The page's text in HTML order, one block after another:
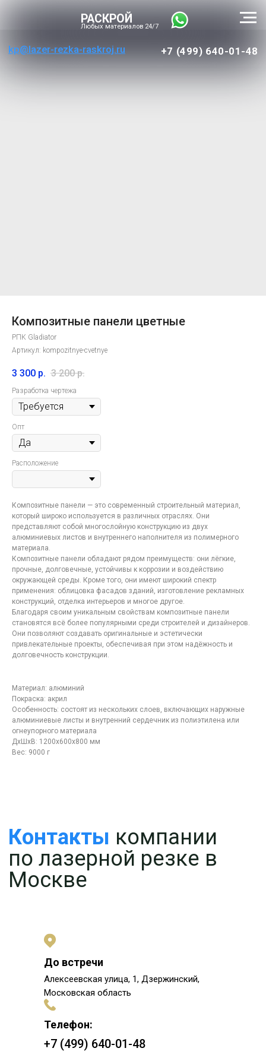
РАСКРОЙ
Любых материалов 24/7
Композитные панели цветные
РПК Gladiator
Артикул: kompozitnye-cvetnye
3 300 р. 3 200 р.
Разработка чертежа
Опт
Расположение
Композитные панели — это современный строительный материал,
который широко используется в различных отраслях. Они
представляют собой многослойную конструкцию из двух
алюминиевых листов и внутреннего наполнителя из полимерного
материала.
Композитные панели обладают рядом преимуществ: они лёгкие,
прочные, долговечные, устойчивы к коррозии и воздействию
окружающей среды. Кроме того, они имеют широкий спектр
применения: облицовка фасадов зданий, изготовление рекламных
конструкций, отделка интерьеров и многое другое.
Благодаря своим уникальным свойствам композитные панели
становятся всё более популярными среди строителей и дизайнеров.
Они позволяют создавать оригинальные и эстетически
привлекательные проекты, обеспечивая при этом надёжность и
долговечность конструкции.
Материал: алюминий
Покраска: акрил
Особенность: состоят из нескольких слоев, включающих наружные
алюминиевые листы и внутренний сердечник из полиэтилена или
огнеупорного материала
ДxШxВ: 1200x600x800 мм
Вес: 9000 г
Контакты компании
по лазерной резке в
Москве
До встречи
Алексеевская улица, 1, Дзержинский,
Московская область
Телефон:
+7 (499) 640-01-48